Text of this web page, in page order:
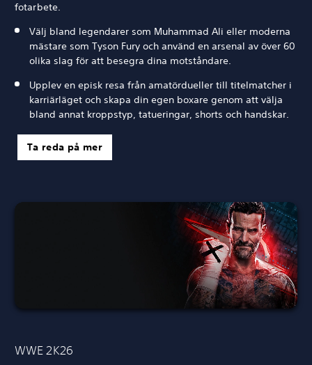
fotarbete.
Välj bland legendarer som Muhammad Ali eller moderna
mästare som Tyson Fury och använd en arsenal av över 60
olika slag för att besegra dina motståndare.
Upplev en episk resa från amatördueller till titelmatcher i
karriärläget och skapa din egen boxare genom att välja
bland annat kroppstyp, tatueringar, shorts och handskar.
Ta reda på mer
WWE 2K26